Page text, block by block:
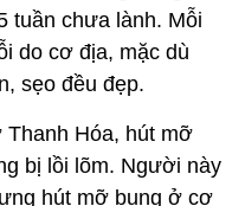
tuần chưa lành. Mỗi
do cơ địa, mặc dù
sẹo đều đẹp.
Thanh Hóa, hút mỡ
bị lồi lõm. Người này
hút mỡ bụng ở cơ